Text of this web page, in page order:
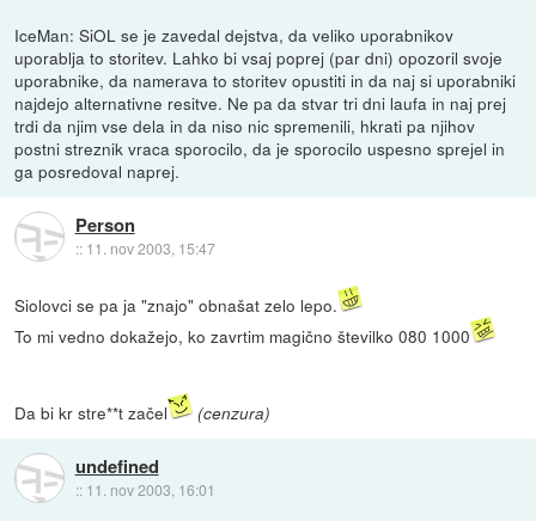
IceMan: SiOL se je zavedal dejstva, da veliko uporabnikov
uporablja to storitev. Lahko bi vsaj poprej (par dni) opozoril svoje
uporabnike, da namerava to storitev opustiti in da naj si uporabniki
najdejo alternativne resitve. Ne pa da stvar tri dni laufa in naj prej
trdi da njim vse dela in da niso nic spremenili, hkrati pa njihov
postni streznik vraca sporocilo, da je sporocilo uspesno sprejel in
ga posredoval naprej.
Person
:: 11. nov 2003, 15:47
Siolovci se pa ja "znajo" obnašat zelo lepo.
To mi vedno dokažejo, ko zavrtim magično številko 080 1000
Da bi kr stre**t začel (cenzura)
undefined
:: 11. nov 2003, 16:01